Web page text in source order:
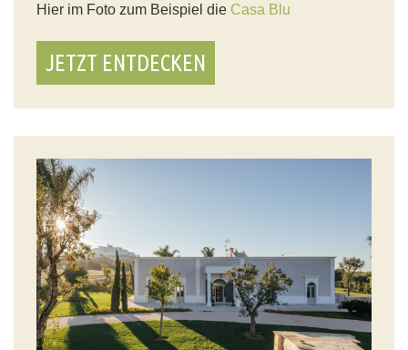
Hier im Foto zum Beispiel die Casa Blu
JETZT ENTDECKEN